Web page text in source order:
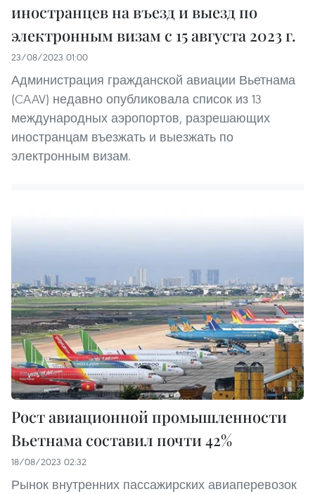
иностранцев на въезд и выезд по
электронным визам с 15 августа 2023 г.
23/08/2023 01:00
Администрация гражданской авиации Вьетнама
(CAAV) недавно опубликовала список из 13
международных аэропортов, разрешающих
иностранцам въезжать и выезжать по
электронным визам.
Рост авиационной промышленности
Вьетнама составил почти 42%
18/08/2023 02:32
Рынок внутренних пассажирских авиаперевозок